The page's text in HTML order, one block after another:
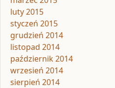
luty 2015
styczeń 2015
grudzień 2014
listopad 2014
październik 2014
wrzesień 2014
sierpień 2014